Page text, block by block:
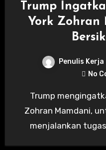
Trump
York Zohran
Penulis Kerja
No
Trump mengingatkan Wali Kota New York,
Zohran Mamdani,
menjalankan